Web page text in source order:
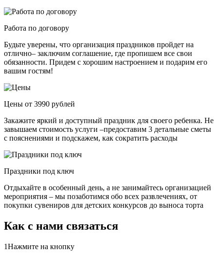
Работа по договору
Будьте уверены, что организация праздников пройдет на
отлично– заключим соглашение, где пропишем все свои
обязанности. Придем с хорошим настроением и подарим его
вашим гостям!
Цены от 3990 рублей
Закажите яркий и доступный праздник для своего ребенка. Не
завышаем стоимость услуги –предоставим 3 детальные сметы
с пояснениями и подскажем, как сократить расходы
Праздники под ключ
Отдыхайте в особенный день, а не занимайтесь организацией
мероприятия – мы позаботимся обо всех развлечениях, от
покупки сувениров для детских конкурсов до выноса торта
Как с нами связаться
1Нажмите на кнопку